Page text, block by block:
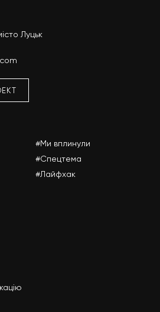
Луцьк
#Ми вплинули
#Спецтема
#Лайфхак